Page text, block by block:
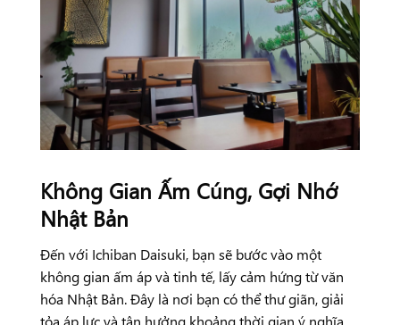
Không Gian Ấm Cúng, Gợi Nhớ
Nhật Bản
Đến với Ichiban Daisuki, bạn sẽ bước vào một
không gian ấm áp và tinh tế, lấy cảm hứng từ văn
hóa Nhật Bản. Đây là nơi bạn có thể thư giãn, giải
tỏa áp lực và tận hưởng khoảng thời gian ý nghĩa